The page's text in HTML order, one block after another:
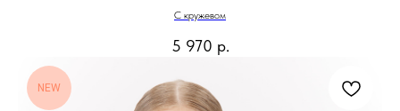
С кружевом
5 970 р.
NEW